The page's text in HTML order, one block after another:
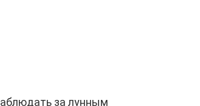
за лунным